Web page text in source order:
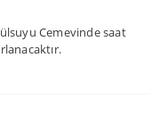
Cemevinde saat